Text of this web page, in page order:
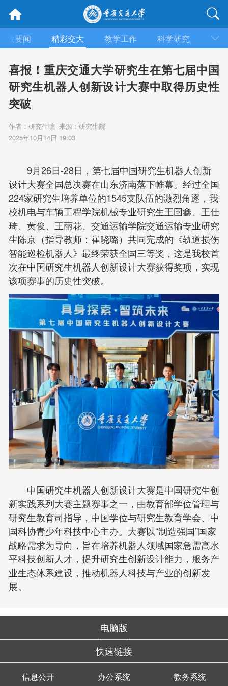
政要闻 精彩交大 教学工作 科学研究 合
喜报！重庆交通大学研究生在第七届中国
研究生机器人创新设计大赛中取得历史性
突破
作者：研究生院 来源：研究生院
2025年10月14日 19:03
9月26日-28日，第七届中国研究生机器人创新
设计大赛全国总决赛在山东济南落下帷幕。经过全国
224家研究生培养单位的1545支队伍的激烈角逐，我
校机电与车辆工程学院机械专业研究生王国鑫、王仕
琦、黄俊、王丽花、交通运输学院交通运输专业研究
生陈京（指导教师：崔晓璐）共同完成的《轨道损伤
智能巡检机器人》最终荣获全国三等奖，这是我校首
次在中国研究生机器人创新设计大赛获得奖项，实现
该项赛事的历史性突破。
中国研究生机器人创新设计大赛是中国研究生创
新实践系列大赛主题赛事之一，由教育部学位管理与
研究生教育司指导，中国学位与研究生教育学会、中
国科协青少年科技中心主办。大赛以“制造强国”国家
战略需求为导向，旨在培养机器人领域国家急需高水
平科技创新人才，提升研究生创新设计能力，服务产
业生态体系建设，推动机器人科技与产业的创新发
展。
电脑版
快速链接
信息公开 办公系统 教务系统